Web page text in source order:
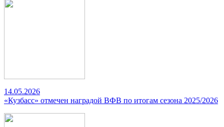
14.05.2026
«Кузбасс» отмечен наградой ВФВ по итогам сезона 2025/2026